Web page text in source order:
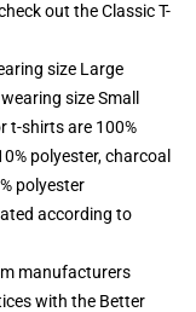
out the Classic T-
size Large
size Small
t-shirts are 100%
polyester, charcoal
polyester
according to
manufacturers
with the Better